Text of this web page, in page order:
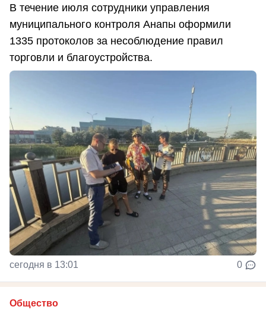
В течение июля сотрудники управления
муниципального контроля Анапы оформили
1335 протоколов за несоблюдение правил
торговли и благоустройства.
сегодня в 13:01 0
Общество